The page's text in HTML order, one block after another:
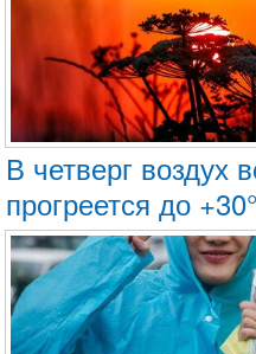
В четверг воздух
прогреется до